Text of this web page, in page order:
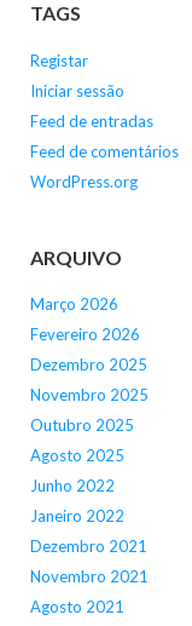
TAGS
Registar
Iniciar sessão
Feed de entradas
Feed de comentários
WordPress.org
ARQUIVO
Março 2026
Fevereiro 2026
Dezembro 2025
Novembro 2025
Outubro 2025
Agosto 2025
Junho 2022
Janeiro 2022
Dezembro 2021
Novembro 2021
Agosto 2021